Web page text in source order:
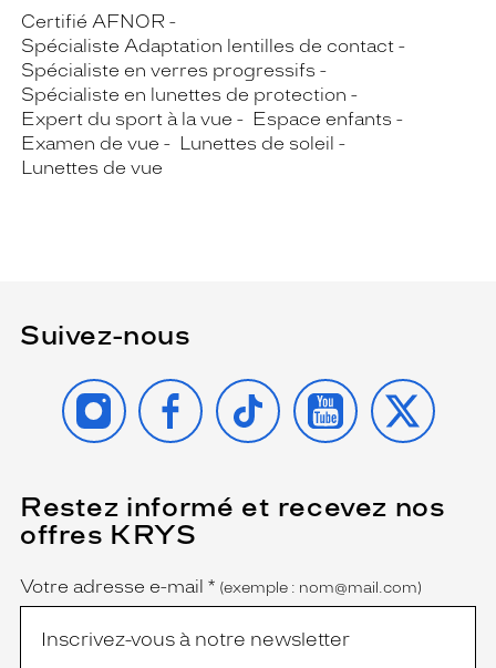
Certifié AFNOR
Spécialiste Adaptation lentilles de contact
Spécialiste en verres progressifs
Spécialiste en lunettes de protection
Expert du sport à la vue
Espace enfants
Examen de vue
Lunettes de soleil
Lunettes de vue
Suivez-nous
INSTAGRAMFACEBOOK
TIKTOK YOUTUBE
X
Restez informé et recevez nos
offres KRYS
Name
Votre adresse e-mail *
(Ce
champ
est
obligatoire)
(exemple : nom@mail.com)